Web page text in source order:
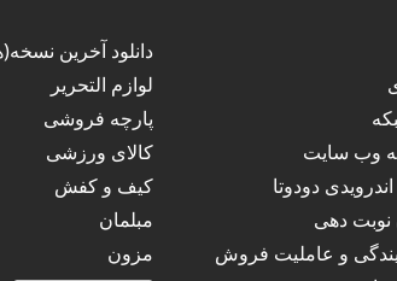
دانلود آخرین
لوازم التحریر
پارچه فروشی
کالای ورزشی
کیف و کفش
مبلمان
مزون
به وب سایت
دودوتا
نوبت دهی
و عاملیت فروش